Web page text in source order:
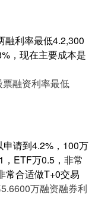
融利率最低4.2,300
，现在主要成本是
融资利率最低
请到4.2%，100万
ETF万0.5，非常
常合适做T+0交易
600万融资融券利